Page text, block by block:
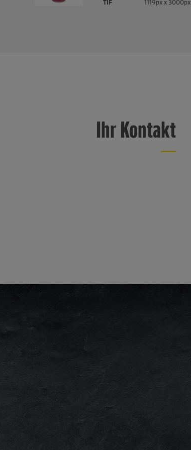
TIF 1119px x 3000px
Ihr Kontakt